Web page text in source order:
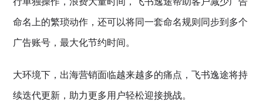
命名上的繁琐动作，还可以将同一套命名规则同步到多个
广告账号，最大化节约时间。
大环境下，出海营销面临越来越多的痛点，飞书逸途将持
续迭代更新，助力更多用户轻松迎接挑战。